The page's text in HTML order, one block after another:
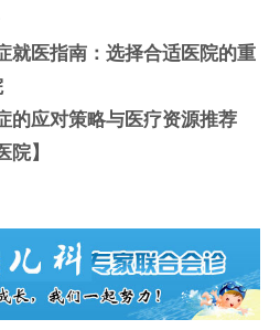
就医指南：选择合适医院的重
的应对策略与医疗资源推荐
院】